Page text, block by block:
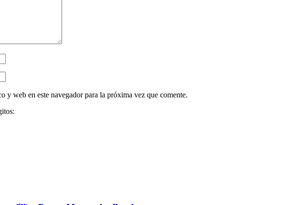
y web en este navegador para la próxima vez que comente.